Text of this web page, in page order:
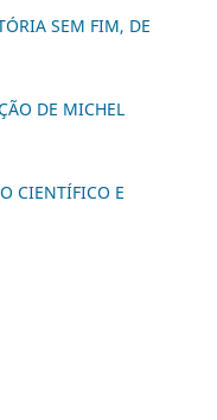
SEM FIM, DE
DE MICHEL
CIENTÍFICO E